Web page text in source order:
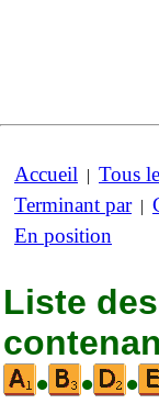
Accueil | Tous
Terminant par|
En position
Liste
•
• •